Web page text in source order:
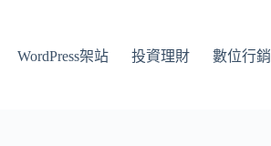
WordPress架站 投資理財 數位行銷